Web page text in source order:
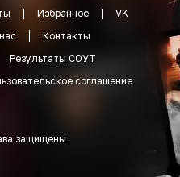
Избранное
VK
Контакты
Результаты СОУТ
соглашение
защищены